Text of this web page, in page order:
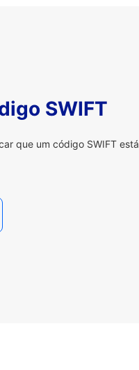
SWIFT
que um código SWIFT está